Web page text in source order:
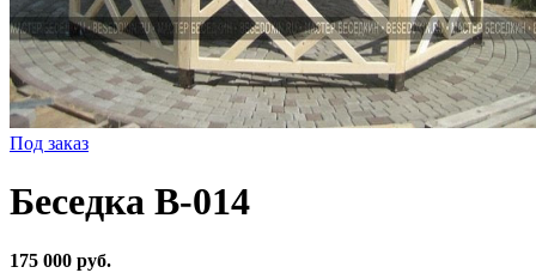
Под заказ
Беседка В-014
175 000 руб.